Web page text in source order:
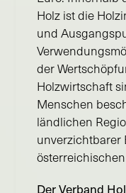
Holz ist die
und
der
Holzwirtschaft
Menschen
ländlichen
unverzichtbarer
Der Verband